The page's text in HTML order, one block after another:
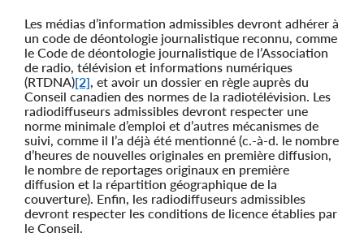
Les médias d’information admissibles devront adhérer à
un code de déontologie journalistique reconnu, comme
le Code de déontologie journalistique de l’Association
de radio, télévision et informations numériques
(RTDNA)[2], et avoir un dossier en règle auprès du
Conseil canadien des normes de la radiotélévision. Les
radiodiffuseurs admissibles devront respecter une
norme minimale d’emploi et d’autres mécanismes de
suivi, comme il l’a déjà été mentionné (c.-à-d. le nombre
d’heures de nouvelles originales en première diffusion,
le nombre de reportages originaux en première
diffusion et la répartition géographique de la
couverture). Enfin, les radiodiffuseurs admissibles
devront respecter les conditions de licence établies par
le Conseil.